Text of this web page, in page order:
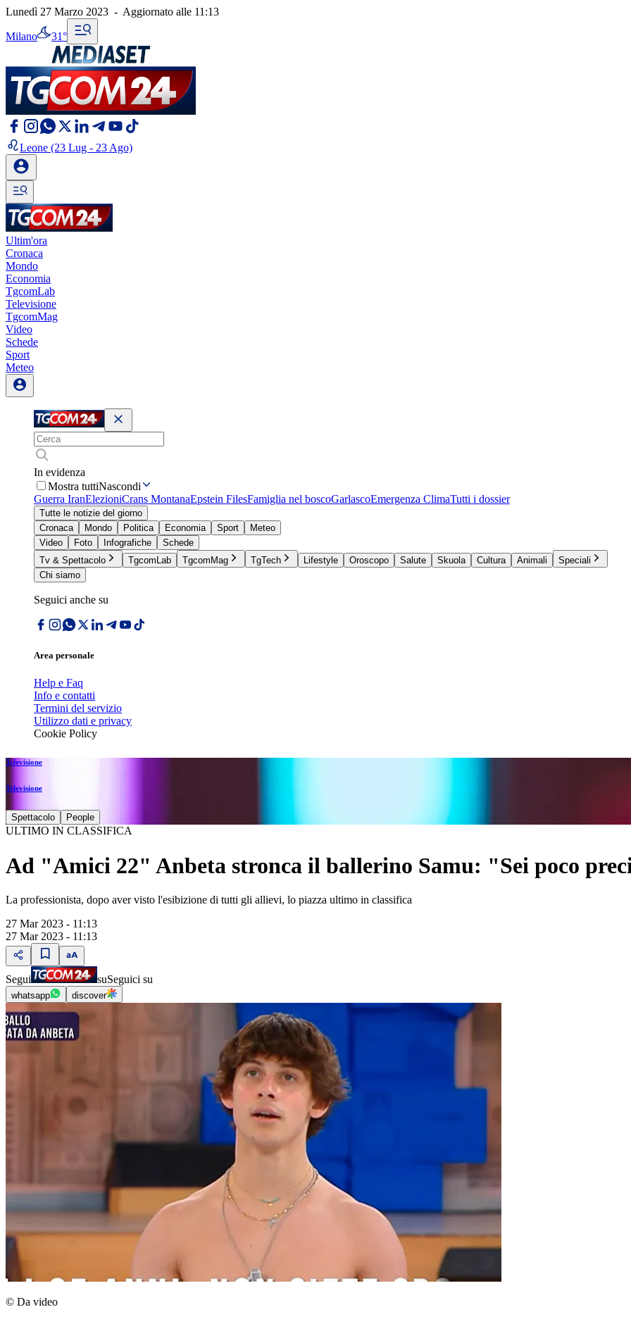
Lunedì 27 Marzo 2023 - Aggiornato alle 11:13
Milano 31°
Leone (23 Lug - 23 Ago)
Ultim'ora
Cronaca
Mondo
Economia
TgcomLab
Televisione
TgcomMag
Video
Schede
Sport
Meteo
In evidenza
Mostra tuttiNascondi
Guerra IranElezioniCrans MontanaEpstein FilesFamiglia nel boscoGarlascoEmergenza ClimaTutti i dossier
Tutte le notizie del giorno
Cronaca
Mondo Politica Economia Sport
Meteo
Video
Foto Infografiche
Schede
Tv & Spettacolo
TgcomLab TgcomMag TgTech Lifestyle Oroscopo Salute Skuola Cultura Animali
Speciali
Chi siamo
Seguici anche su
Area personale
Help e Faq
Info e contatti
Termini del servizio
Utilizzo dati e privacy
Cookie Policy
Televisione
Televisione
Spettacolo People
ULTIMO IN CLASSIFICA
Ad "Amici 22" Anbeta stronca il ballerino Samu: "Sei poco
La professionista, dopo aver visto l'esibizione di tutti gli allievi, lo piazza ultimo in classifica
27 Mar 2023 - 11:13
27 Mar 2023 - 11:13
Segui suSeguici su
whatsapp discover
© Da video